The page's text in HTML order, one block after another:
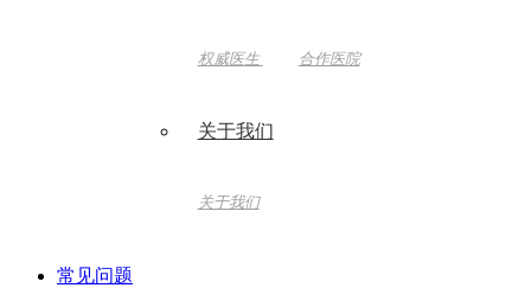
权威医生 合作医院
关于我们
关于我们
常见问题